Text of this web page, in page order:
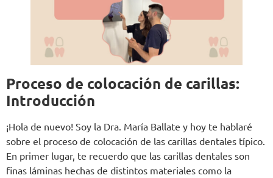
Proceso de colocación de carillas:
Introducción
¡Hola de nuevo! Soy la Dra. María Ballate y hoy te hablaré
sobre el proceso de colocación de las carillas dentales típico.
En primer lugar, te recuerdo que las carillas dentales son
finas láminas hechas de distintos materiales como la